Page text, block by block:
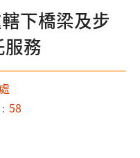
下橋梁及步
務
58